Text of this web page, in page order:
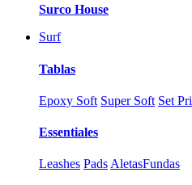
Surco House
Surf
Tablas
Epoxy Soft Super Soft Set
Essentiales
Leashes Pads AletasFundas